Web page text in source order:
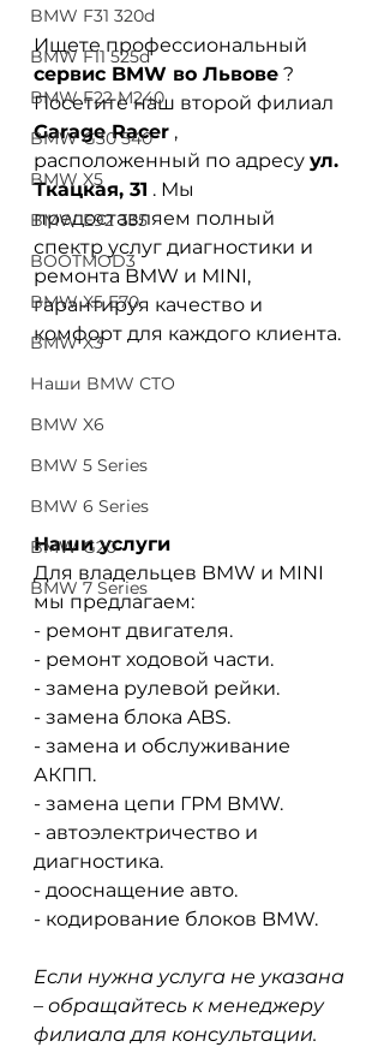
BMW F31 320d
BMW F11 525d
BMW F22 M240
BMW G30 540
BMW X5
BMW E92 335
BOOTMOD3
BMW X5 E70
BMW X3
Наши BMW СТО
BMW X6
BMW 5 Series
BMW 6 Series
BMW G20
BMW 7 Series
Ищете профессиональный
сервис BMW во Львове ?
Посетите наш второй филиал
Garage Racer ,
расположенный по адресу ул.
Ткацкая, 31 . Мы
предоставляем полный
спектр услуг диагностики и
ремонта BMW и MINI,
гарантируя качество и
комфорт для каждого клиента.
Наши услуги
Для владельцев BMW и MINI
мы предлагаем:
- ремонт двигателя.
- ремонт ходовой части.
- замена рулевой рейки.
- замена блока ABS.
- замена и обслуживание
АКПП.
- замена цепи ГРМ BMW.
- автоэлектричество и
диагностика.
- дооснащение авто.
- кодирование блоков BMW.
Если нужна услуга не указана
– обращайтесь к менеджеру
филиала для консультации.